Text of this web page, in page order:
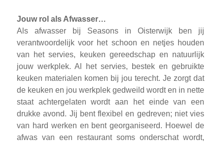
Jouw rol als Afwasser…
Als afwasser bij Seasons in Oisterwijk ben jij
verantwoordelijk voor het schoon en netjes houden
van het servies, keuken gereedschap en natuurlijk
jouw werkplek. Al het servies, bestek en gebruikte
keuken materialen komen bij jou terecht. Je zorgt dat
de keuken en jou werkplek gedweild wordt en in nette
staat achtergelaten wordt aan het einde van een
drukke avond. Jij bent flexibel en gedreven; niet vies
van hard werken en bent georganiseerd. Hoewel de
afwas van een restaurant soms onderschat wordt,